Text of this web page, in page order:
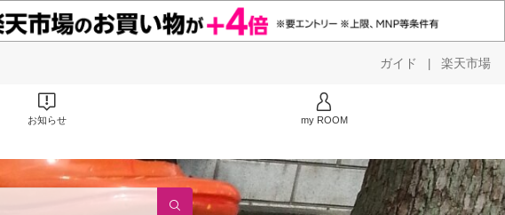
ガイド | 楽天市場
お知らせ my ROOM